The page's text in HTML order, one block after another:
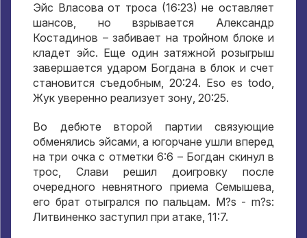
Эйс Власова от троса (16:23)не оставляет
шансов, но взрывается Александр
Костадинов – забивает на тройном блоке и
кладет эйс. Еще один затяжной розыгрыш
завершается ударом Богдана в блок и счет
становится съедобным, 20:24. Eso es todo,
Жук уверенно реализует зону, 20:25.
Во дебюте второй партии связующие
обменялись эйсами,а югорчане ушли вперед
на три очка с отметки 6:6 – Богдан скинул в
трос, Слави решил доигровку после
очередного невнятного приема Семышева,
его брат отыгрался по пальцам. M?s - m?s:
Литвиненко заступил при атаке, 11:7.